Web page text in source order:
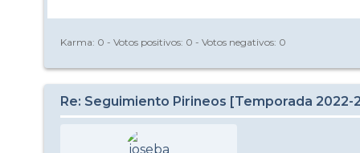
Karma: 0 - Votos positivos: 0 - Votos negativos: 0
Re: Seguimiento Pirineos [Temporada 2022-